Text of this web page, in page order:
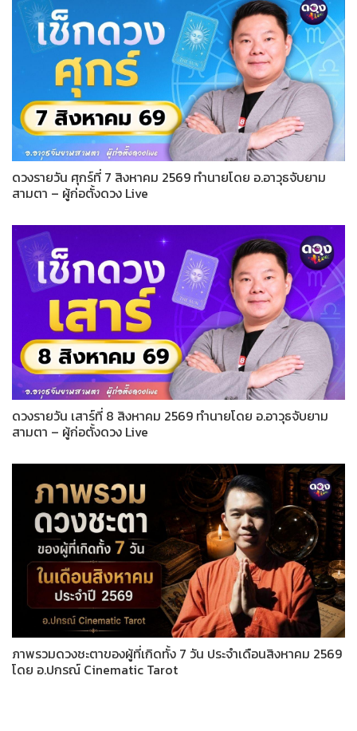
ดวงรายวัน ศุกร์ที่ 7 สิงหาคม 2569 ทำนายโดย อ.อาวุธจับยาม
สามตา – ผู้ก่อตั้งดวง Live
ดวงรายวัน เสาร์ที่ 8 สิงหาคม 2569 ทำนายโดย อ.อาวุธจับยาม
สามตา – ผู้ก่อตั้งดวง Live
ภาพรวมดวงชะตาของผู้ที่เกิดทั้ง 7 วัน ประจำเดือนสิงหาคม 2569
โดย อ.ปกรณ์ Cinematic Tarot